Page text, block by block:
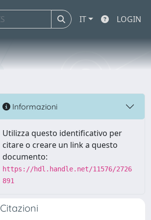
IT LOGIN
Informazioni
Utilizza questo identificativo per
citare o creare un link a questo
documento:
https://hdl.handle.net/11576/2726
891
Citazioni